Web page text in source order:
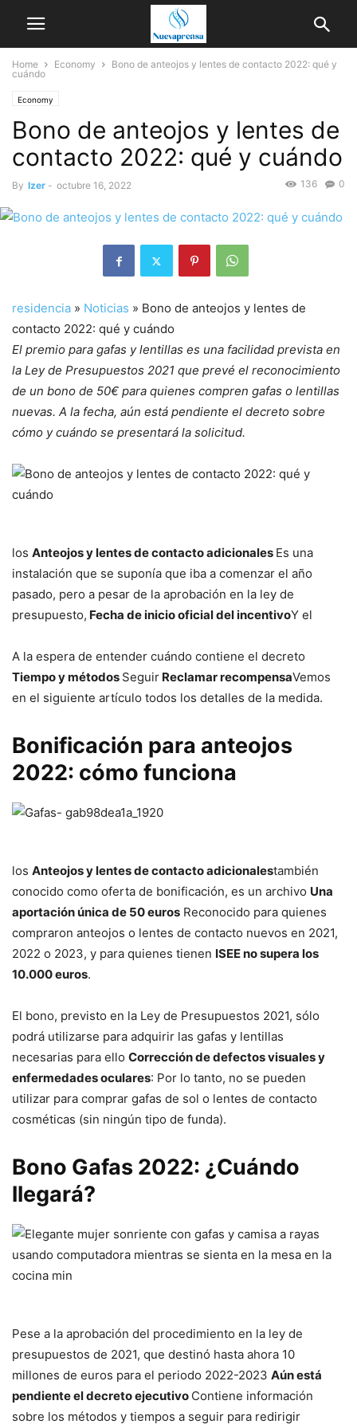
Home Economy
Bono de anteojos y lentes de contacto 2022: qué y
cuándo
Economy
Bono de anteojos y lentes de
contacto 2022: qué y cuándo
By Izer - octubre 16, 2022 0
136
residencia » Noticias » Bono de anteojos y lentes de
contacto 2022: qué y cuándo
El premio para gafas y lentillas es una facilidad prevista en
la Ley de Presupuestos 2021 que prevé el reconocimiento
de un bono de 50€ para quienes compren gafas o lentillas
nuevas. A la fecha, aún está pendiente el decreto sobre
cómo y cuándo se presentará la solicitud.
los Anteojos y lentes de contacto adicionales Es una
instalación que se suponía que iba a comenzar el año
pasado, pero a pesar de la aprobación en la ley de
presupuesto, Fecha de inicio oficial del incentivoY el
A la espera de entender cuándo contiene el decreto
Tiempo y métodos Seguir Reclamar recompensaVemos
en el siguiente artículo todos los detalles de la medida.
Bonificación para anteojos
2022: cómo funciona
los Anteojos y lentes de contacto adicionalestambién
conocido como oferta de bonificación, es un archivo Una
aportación única de 50 euros Reconocido para quienes
compraron anteojos o lentes de contacto nuevos en 2021,
2022 o 2023, y para quienes tienen ISEE no supera los
10.000 euros.
El bono, previsto en la Ley de Presupuestos 2021, sólo
podrá utilizarse para adquirir las gafas y lentillas
necesarias para ello Corrección de defectos visuales y
enfermedades oculares: Por lo tanto, no se pueden
utilizar para comprar gafas de sol o lentes de contacto
cosméticas (sin ningún tipo de funda).
Bono Gafas 2022: ¿Cuándo
llegará?
Pese a la aprobación del procedimiento en la ley de
presupuestos de 2021, que destinó hasta ahora 10
millones de euros para el periodo 2022-2023 Aún está
pendiente el decreto ejecutivo Contiene información
sobre los métodos y tiempos a seguir para redirigir